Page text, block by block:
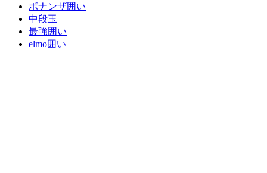
ボナンザ囲い
中段玉
最強囲い
elmo囲い